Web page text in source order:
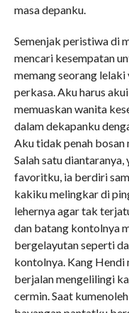
masa depanku.
Semenjak peristiwa di
mencari kesempatan
memang seorang
perkasa. Aku harus
memuaskan wanita
dalam dekapanku
Aku tidak penah bosan
Salah satu
favoritku, ia berdiri
kakiku melingkar di
lehernya agar tak
dan batang kontolnya
bergelayutan seperti
kontolnya. Kang Hendi
berjalan mengelilingi
cermin. Saat